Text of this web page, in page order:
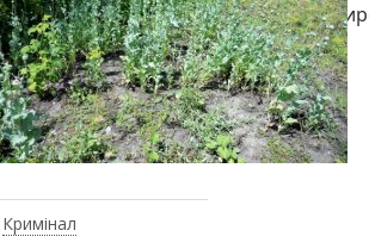
Кримінал
Жінка